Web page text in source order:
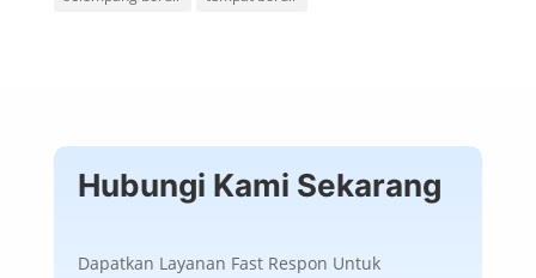
Hubungi Kami Sekarang
Dapatkan Layanan Fast Respon Untuk